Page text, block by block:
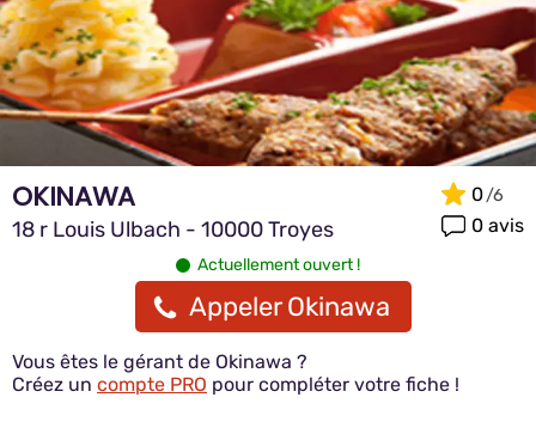
OKINAWA
18 r Louis Ulbach - 10000 Troyes
0
0 avis
Actuellement ouvert !
Appeler Okinawa
Vous êtes le gérant de Okinawa ?
Créez un compte PRO pour compléter votre fiche !